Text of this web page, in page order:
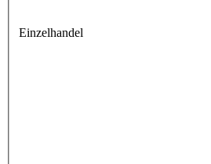
Einzelhandel